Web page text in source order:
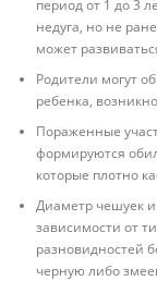
период от 1 до 3
недуга, но не
может
Родители могут
ребенка,
Пораженные
формируются
которые плотно
Диаметр чешуек и
зависимости от
разновидностей
черную либо